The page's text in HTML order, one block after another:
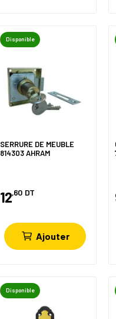
Disponible
SERRURE DE MEUBLE
814303 AHRAM
12,60 DT
Ajouter
Disponible